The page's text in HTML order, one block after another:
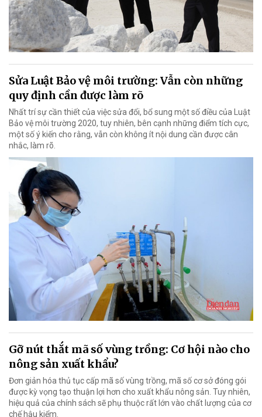
Sửa Luật Bảo vệ môi trường: Vẫn còn những
quy định cần được làm rõ
Nhất trí sự cần thiết của việc sửa đổi, bổ sung một số điều của Luật
Bảo vệ môi trường 2020, tuy nhiên, bên cạnh những điểm tích cực,
một số ý kiến cho rằng, vẫn còn không ít nội dung cần được cân
nhắc, làm rõ.
Gỡ nút thắt mã số vùng trồng: Cơ hội nào cho
nông sản xuất khẩu?
Đơn giản hóa thủ tục cấp mã số vùng trồng, mã số cơ sở đóng gói
được kỳ vọng tạo thuận lợi hơn cho xuất khẩu nông sản. Tuy nhiên,
hiệu quả của chính sách sẽ phụ thuộc rất lớn vào chất lượng của cơ
chế hậu kiểm.